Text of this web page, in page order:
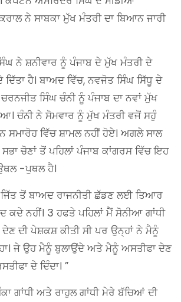
ਨੇ ਸਾਬਕਾ ਮੁੱਖ ਮੰਤਰੀ ਦਾ ਬਿਆਨ ਜਾਰੀ
ਨੇ ਸ਼ਨੀਵਾਰ ਨੂੰ ਪੰਜਾਬ ਦੇ ਮੁੱਖ ਮੰਤਰੀ ਦੇ
ਹੈ। ਬਾਅਦ ਵਿੱਚ, ਨਵਜੋਤ ਸਿੰਘ ਸਿੱਧੂ ਦੇ
ਸਿੰਘ ਚੰਨੀ ਨੂੰ ਪੰਜਾਬ ਦਾ ਨਵਾਂ ਮੁੱਖ
ਚੰਨੀ ਨੇ ਸੋਮਵਾਰ ਨੂੰ ਮੁੱਖ ਮੰਤਰੀ ਵਜੋਂ ਸਹੁੰ
ਸਮਾਰੋਹ ਵਿੱਚ ਸ਼ਾਮਲ ਨਹੀਂ ਹੋਏ। ਅਗਲੇ ਸਾਲ
ਚੋਣਾਂ ਤੋਂ ਪਹਿਲਾਂ ਪੰਜਾਬ ਕਾਂਗਰਸ ਵਿੱਚ ਇਹ
-ਪੁਥਲ ਹੈ।
ਜਿੱਤ ਤੋਂ ਬਾਅਦ ਰਾਜਨੀਤੀ ਛੱਡਣ ਲਈ ਤਿਆਰ
ਕਦੇ ਨਹੀਂ। 3 ਹਫਤੇ ਪਹਿਲਾਂ ਮੈਂ ਸੋਨੀਆ ਗਾਂਧੀ
ਦੀ ਪੇਸ਼ਕਸ਼ ਕੀਤੀ ਸੀ ਪਰ ਉਨ੍ਹਾਂ ਨੇ ਮੈਨੂੰ
ਜੇ ਉਹ ਮੈਨੂੰ ਬੁਲਾਉਂਦੇ ਅਤੇ ਮੈਨੂੰ ਅਸਤੀਫਾ ਦੇਣ
ਦੇ ਦਿੰਦਾ। ”
ਗਾਂਧੀ ਅਤੇ ਰਾਹੁਲ ਗਾਂਧੀ ਮੇਰੇ ਬੱਚਿਆਂ ਦੀ